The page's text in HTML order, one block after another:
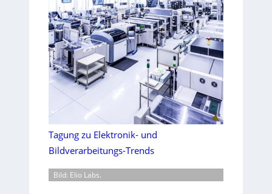
Tagung zu Elektronik- und
Bildverarbeitungs-Trends
Bild: Elio Labs.